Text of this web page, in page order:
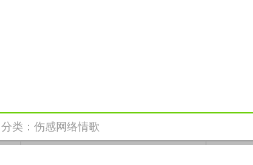
分类： 伤感网络情歌